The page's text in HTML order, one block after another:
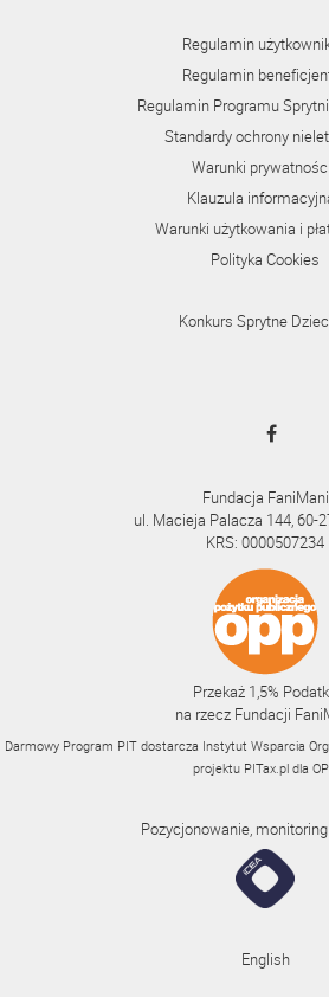
Regulamin
Regulamin
Regulamin Programu
Standardy ochrony
Warunki prywatności
Klauzula
Warunki użytkowania i
Polityka Cookies
Konkurs Sprytne
Fundacja FaniMani
ul. Macieja Palacza 144, 60-
KRS: 0000507234
Przekaż 1,5%
na rzecz Fundacji
Darmowy Program PIT dostarcza Instytut Wsparcia
projektu PITax.pl dla
Pozycjonowanie,
English